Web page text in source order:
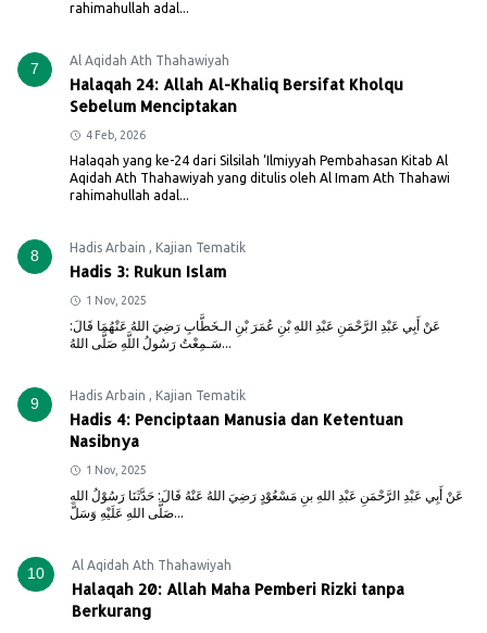
rahimahullah adal...
7 Al Aqidah Ath Thahawiyah
Halaqah 24: Allah Al-Khaliq Bersifat Kholqu
Sebelum Menciptakan
4 Feb, 2026
Halaqah yang ke-24 dari Silsilah ‘Ilmiyyah Pembahasan Kitab Al
Aqidah Ath Thahawiyah yang ditulis oleh Al Imam Ath Thahawi
rahimahullah adal...
8 Hadis Arbain , Kajian Tematik
Hadis 3: Rukun Islam
1 Nov, 2025
عَنْ أَبِي عَبْدِ الرَّحْمَنِ عَبْدِ اللهِ بْنِ عُمَرَ بْنِ الـخَطَّابِ رَضِيَ اللهُ عَنْهُمَا قَالَ:
سَـمِعْتُ رَسُولُ اللَّهِ صَلَّى اللهُ...
9 Hadis Arbain , Kajian Tematik
Hadis 4: Penciptaan Manusia dan Ketentuan
Nasibnya
1 Nov, 2025
عَنْ أَبِي عَبْدِ الرَّحْمَنِ عَبْدِ اللهِ بنِ مَسْعُوْدٍ رَضِيَ اللهُ عَنْهُ قَالَ: حَدَّثَنَا رَسُوْلُ اللهِ
صَلَّى اللهِ عَلَيْهِ وَسَلَّ...
10 Al Aqidah Ath Thahawiyah
Halaqah 20: Allah Maha Pemberi Rizki tanpa
Berkurang